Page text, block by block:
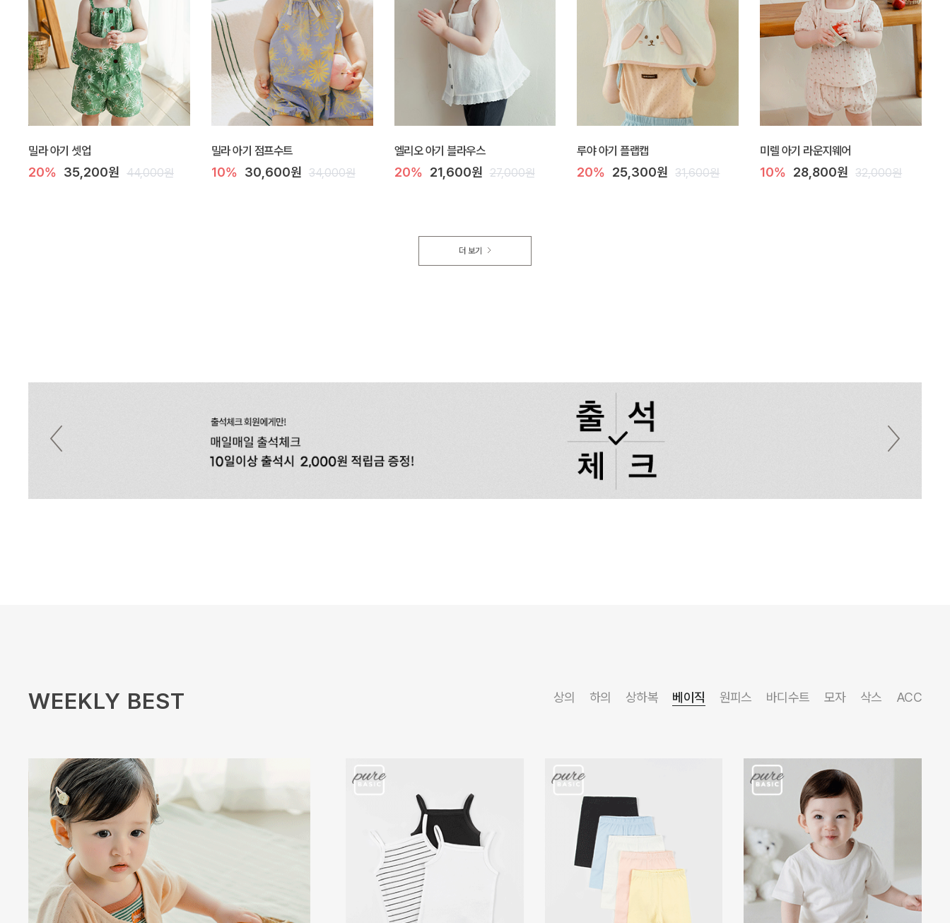
밀라 아기 셋업
20% 35,200원 44,000원
밀라 아기 점프수트
10% 30,600원 34,000원
엘리오 아기 블라우스
20% 21,600원 27,000원
루야 아기 플랩캡
20% 25,300원 31,600원
미렐 아기 라운지웨어
10% 28,800원 32,000원
더 보기
WEEKLY BEST 상의 하의 상하복 베이직 원피스 바디수트 모자 삭스 ACC